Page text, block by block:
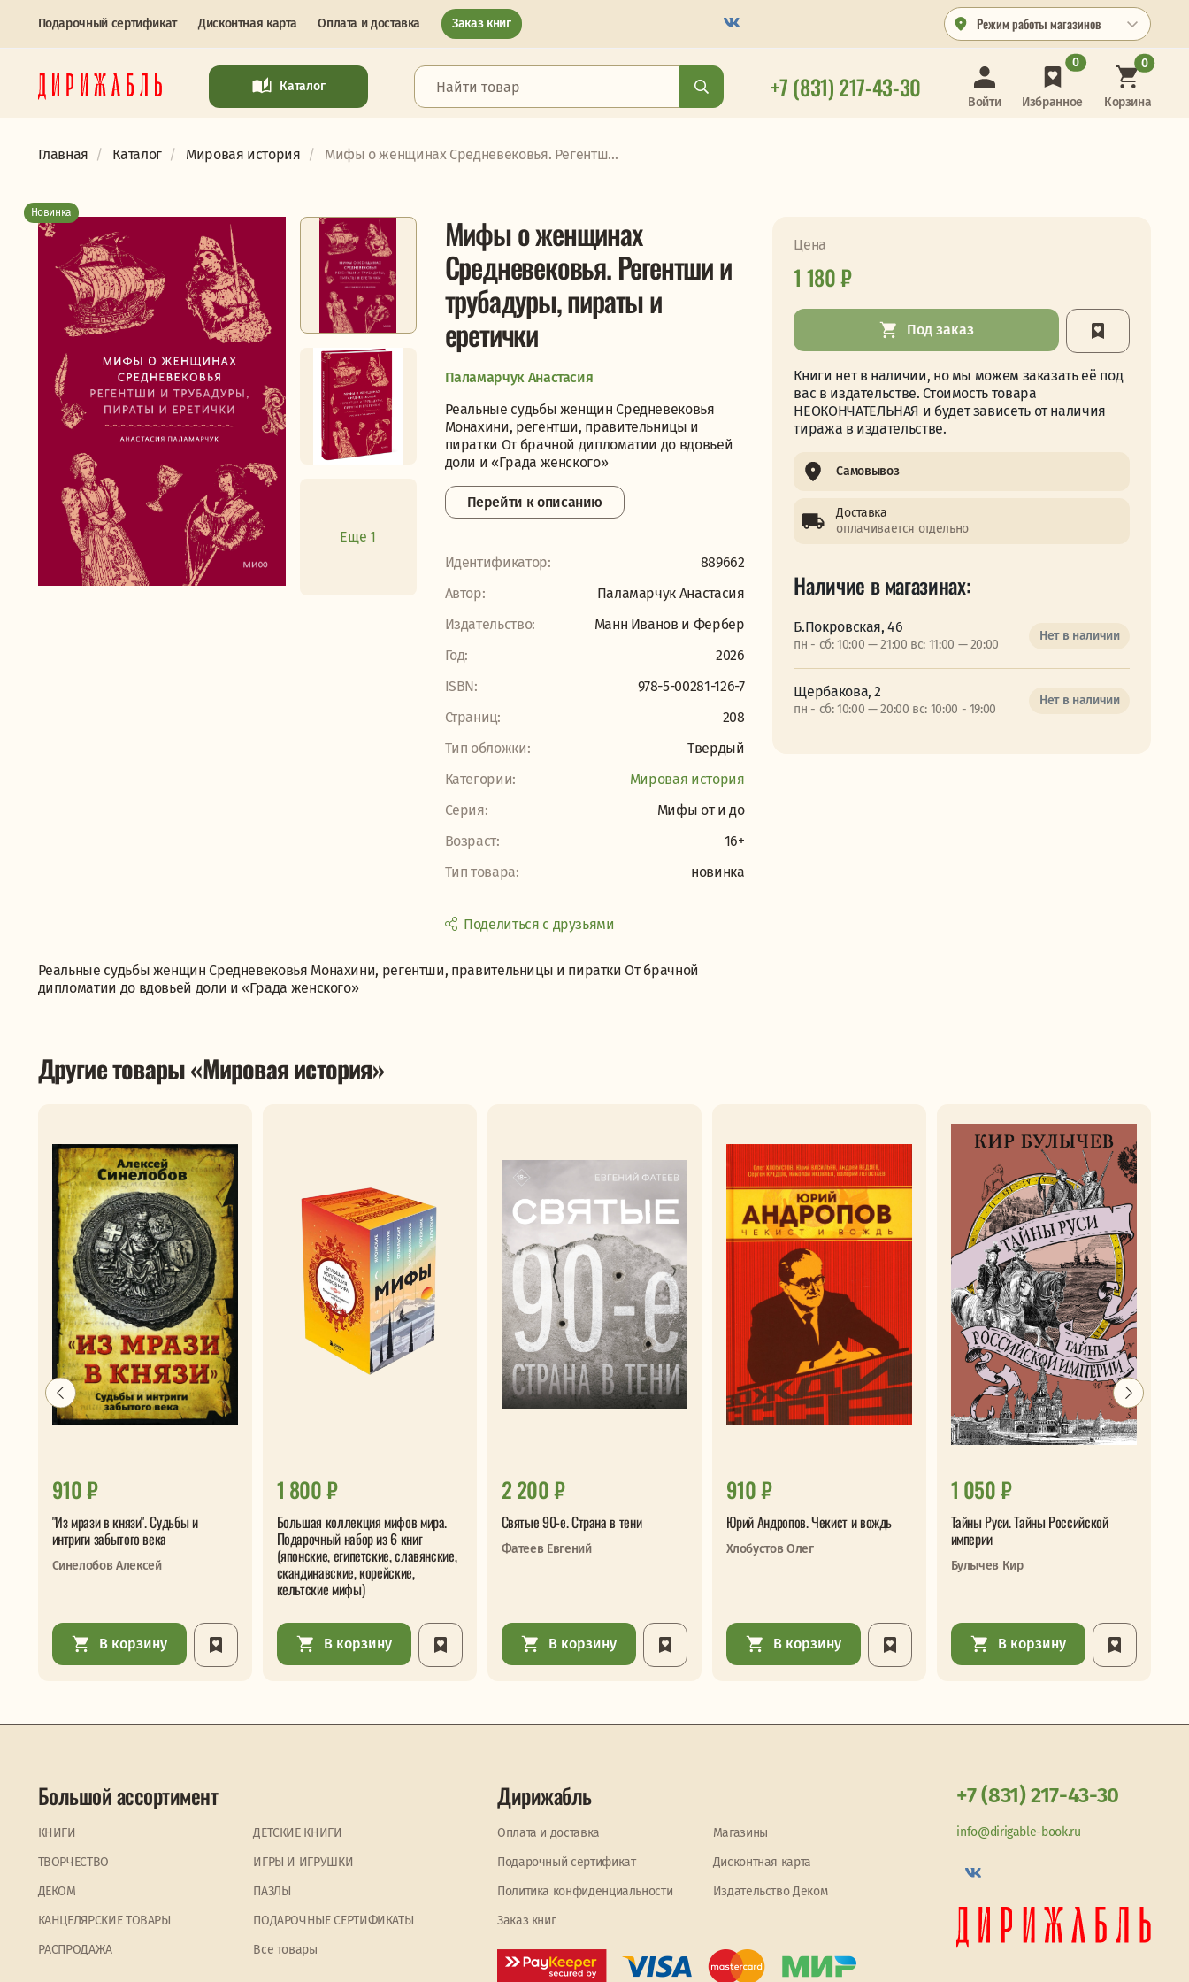
Подарочный сертификат Дисконтная карта Оплата и доставка Заказ книг Режим работы магазинов
Каталог +7 (831) 217-43-30 Войти Избранное
0
Корзина
0
Главная Каталог Мировая история Мифы о женщинах Средневековья. Регентш...
Новинка
Еще 1
Мифы о женщинах
Средневековья. Регентши и
трубадуры, пираты и
еретички
Паламарчук Анастасия
Реальные судьбы женщин Средневековья
Монахини, регентши, правительницы и
пиратки От брачной дипломатии до вдовьей
доли и «Града женского»
Перейти к описанию
Идентификатор:
889662
Автор:
Паламарчук Анастасия
Издательство:
Манн Иванов и Фербер
Год:
2026
ISBN:
978-5-00281-126-7
Страниц:
208
Тип обложки:
Твердый
Категории:
Мировая история
Серия:
Мифы от и до
Возраст:
16+
Тип товара:
новинка
Поделиться с друзьями
Реальные судьбы женщин Средневековья Монахини, регентши, правительницы и пиратки От брачной
дипломатии до вдовьей доли и «Града женского»
Цена
1 180 ₽
Под заказ
Книги нет в наличии, но мы можем заказать её под
вас в издательстве. Стоимость товара
НЕОКОНЧАТЕЛЬНАЯ и будет зависеть от наличия
тиража в издательстве.
Самовывоз
Доставка
оплачивается отдельно
Наличие в магазинах:
Б.Покровская, 46
пн - сб: 10:00 — 21:00 вс: 11:00 — 20:00
Нет в наличии
Щербакова, 2
пн - сб: 10:00 — 20:00 вс: 10:00 - 19:00
Нет в наличии
Другие товары «Мировая история»
910 ₽
"Из мрази в князи". Судьбы и
интриги забытого века
Синелобов Алексей
В корзину
1 800 ₽
Большая коллекция мифов мира.
Подарочный набор из 6 книг
(японские, египетские, славянские,
скандинавские, корейские,
кельтские мифы)
В корзину
2 200 ₽
Святые 90-е. Страна в тени
Фатеев Евгений
В корзину
910 ₽
Юрий Андропов. Чекист и вождь
Хлобустов Олег
В корзину
1 050 ₽
Тайны Руси. Тайны Российской
империи
Булычев Кир
В корзину
Большой ассортимент
КНИГИ
ДЕТСКИЕ КНИГИ
ТВОРЧЕСТВО
ИГРЫ И ИГРУШКИ
ДЕКОМ
ПАЗЛЫ
КАНЦЕЛЯРСКИЕ ТОВАРЫ
ПОДАРОЧНЫЕ СЕРТИФИКАТЫ
PАСПРОДАЖА
Все товары
Дирижабль
Оплата и доставка
Магазины
Подарочный сертификат
Дисконтная карта
Политика конфиденциальности
Издательство Деком
Заказ книг
+7 (831) 217-43-30
info@dirigable-book.ru